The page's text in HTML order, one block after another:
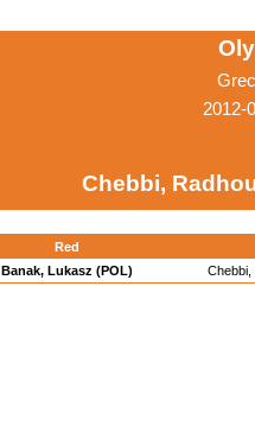
2012-
Chebbi,
Red
Banak, Lukasz (POL)